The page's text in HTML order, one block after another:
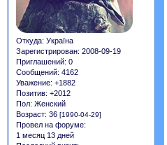
Откуда: Україна
Зарегистрирован: 2008-09-19
Приглашений: 0
Сообщений: 4162
Уважение: +1882
Позитив: +2012
Пол: Женский
Возраст: 36 [1990-04-29]
Провел на форуме:
1 месяц 13 дней